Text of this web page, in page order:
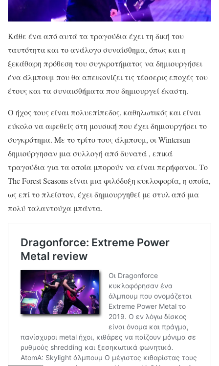
Κάθε ένα από αυτά τα τραγούδια έχει τη δική του
ταυτότητα και το ανάλογο συναίσθημα, όπως και η
ξεκάθαρη πρόθεση του συγκροτήματος να δημιουργήσει
ένα άλμπουμ που θα απεικονίζει τις τέσσερις εποχές του
έτους και τα συναισθήματα που δημιουργεί έκαστη.
Ο ήχος τους είναι πολυεπίπεδος, καθηλωτικός και είναι
εύκολο να αφεθείς στη μουσική που έχει δημιουργήσει το
συγκρότημα. Με το τρίτο τους άλμπουμ, οι Wintersun
δημιούργησαν μια συλλογή από δυνατά , επικά
τραγούδια για τα οποία μπορούν να είναι περήφανοι. Το
The Forest Seasons είναι μια φιλόδοξη κυκλοφορία, η οποία,
ως επί το πλείστον, έχει δημιουργηθεί με στυλ από μια
πολύ ταλαντούχα μπάντα.